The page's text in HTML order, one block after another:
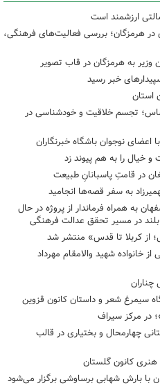
ارزشمند است
هرمزگان؛ بررسی فعالیت‌های فرهنگی،
وزیر به هرمزگان در قاب تصویر
خبر رسید
استان
تجسم خلاقیت و خودشناسی در
نوجوان باشگاه خبرنگاران
و خیال را به هم پیوند زد
در قامتِ پاسبانانِ طبیعت
به سفر قصه‌ها انجامید
به همراه فرماندار از پروژه در حال
بلند در مسیر تحقق عدالت فرهنگی
از کربلا تا قدس» منتشر شد
خانواده شهید والامقام مهرداد
سیمرغ شعر و داستان کانون قزوین
مرکز سیراف
چهارمحال و بختیاری در قالب
هنری کانون گلستان
با بارش شهابی برساوشی برگزار می‌شود